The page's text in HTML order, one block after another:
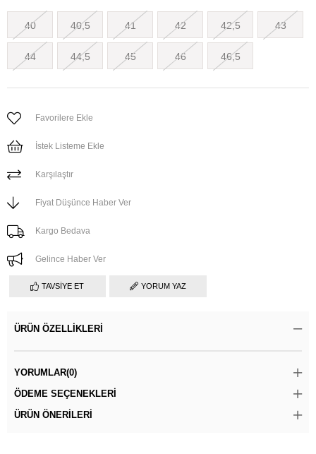
40 40,5 41 42 42,5 43
44 44,5 45 46 46,5
Favorilere Ekle
İstek Listeme Ekle
Karşılaştır
Fiyat Düşünce Haber Ver
Kargo Bedava
Gelince Haber Ver
TAVSIYE ET YORUM YAZ
ÜRÜN ÖZELLIKLERI
YORUMLAR(0)
ÖDEME SEÇENEKLERI
ÜRÜN ÖNERILERI